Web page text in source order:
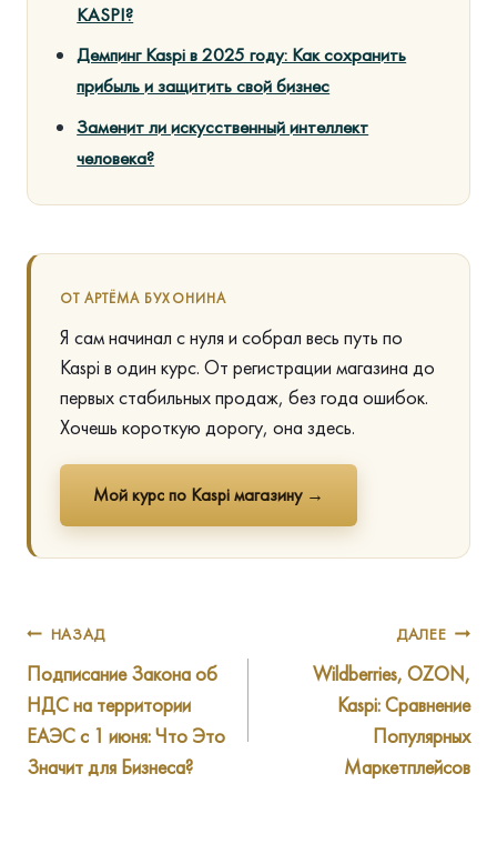
KASPI?
Демпинг Kaspi в 2025 году: Как сохранить
прибыль и защитить свой бизнес
Заменит ли искусственный интеллект
человека?
ОТ АРТЁМА БУХОНИНА
Я сам начинал с нуля и собрал весь путь по
Kaspi в один курс. От регистрации магазина до
первых стабильных продаж, без года ошибок.
Хочешь короткую дорогу, она здесь.
Мой курс по Kaspi магазину →
Навигация
по
записям
НАЗАД
Подписание Закона об
НДС на территории
ЕАЭС с 1 июня: Что Это
Значит для Бизнеса?
ДАЛЕЕ
Wildberries, OZON,
Kaspi: Сравнение
Популярных
Маркетплейсов